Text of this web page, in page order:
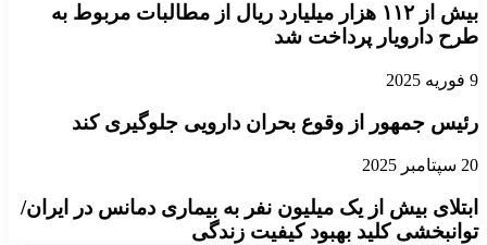
بیش از ۱۱۲ هزار میلیارد ریال از مطالبات مربوط به
طرح دارویار پرداخت شد
9 فوریه 2025
رئیس جمهور از وقوع بحران دارویی جلوگیری کند
20 سپتامبر 2025
ابتلای بیش از یک میلیون نفر به بیماری دمانس در ایران/
توانبخشی کلید بهبود کیفیت زندگی